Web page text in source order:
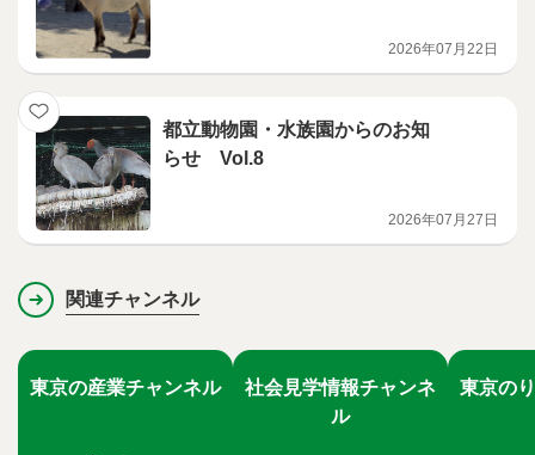
2026年07月22日
都立動物園・水族園からのお知
らせ Vol.8
2026年07月27日
関連チャンネル